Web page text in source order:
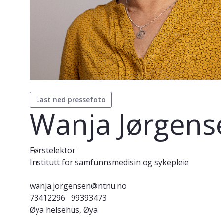
Last ned pressefoto
Wanja
Førstelektor
Institutt for samfunnsmedisin og sykepleie
wanja.jorgensen@ntnu.no
73412296 99393473
Øya helsehus, Øya